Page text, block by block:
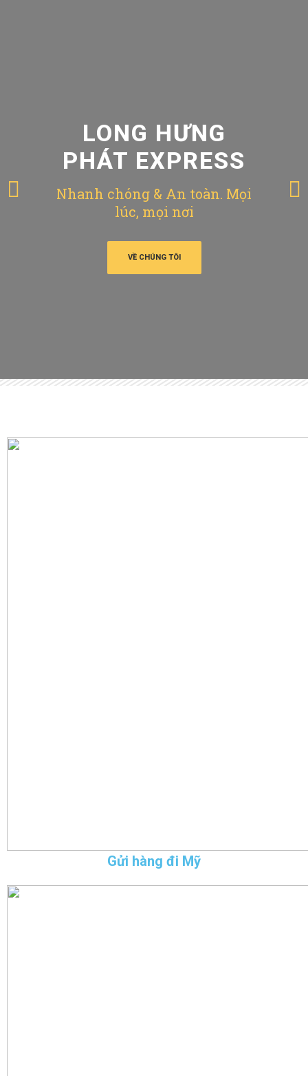
LONG HƯNG
PHÁT EXPRESS
Nhanh chóng & An toàn. Mọi
lúc, mọi nơi
VỀ CHÚNG TÔI
Gửi hàng đi Mỹ